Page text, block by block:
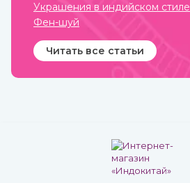
Украшения в индийском стиле
Фен-шуй
Читать все статьи